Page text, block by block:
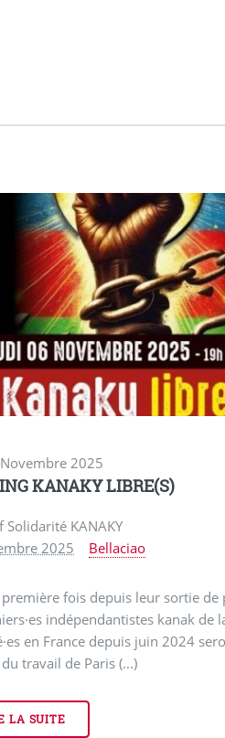
2025
KANAKY LIBRE(S)
Solidarité KANAKY
2025
Bellaciao
fois depuis leur sortie de
indépendantistes kanak de
en France depuis juin 2024
travail de Paris (...)
LA SUITE